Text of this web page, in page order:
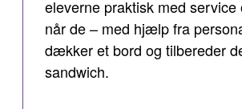
eleverne praktisk med service
når de – med hjælp fra
dækker et bord og tilbereder
sandwich.